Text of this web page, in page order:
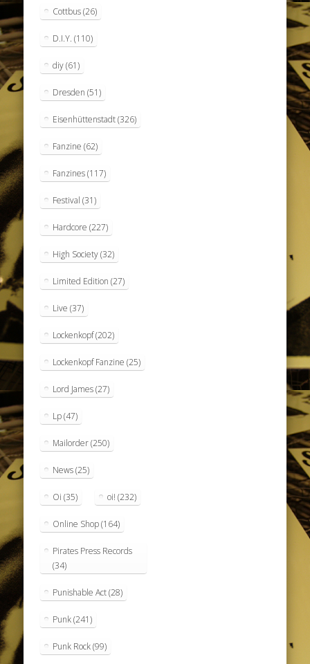
Cottbus(26)
D.I.Y. (110)
diy(61)
Dresden (51)
Eisenhüttenstadt(326)
Fanzine (62)
Fanzines(117)
Festival (31)
Hardcore (227)
High Society(32)
Limited Edition (27)
Live (37)
Lockenkopf(202)
Lockenkopf Fanzine (25)
Lord James(27)
Lp(47)
Mailorder(250)
News(25)
Oi (35) oi! (232)
Online Shop(164)
Pirates Press Records
(34)
Punishable Act(28)
Punk(241)
Punk Rock(99)